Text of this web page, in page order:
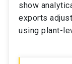
show
exports
using plant-